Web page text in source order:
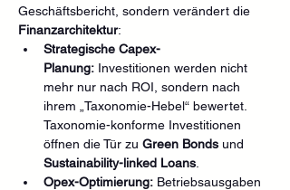
Geschäftsbericht, sondern verändert die
Finanzarchitektur:
Strategische Capex-
Planung: Investitionen werden nicht
mehr nur nach ROI, sondern nach
ihrem „Taxonomie-Hebel“ bewertet.
Taxonomie-konforme Investitionen
öffnen die Tür zu Green Bonds und
Sustainability-linked Loans
Opex-Optimierung: Betriebsausgaben